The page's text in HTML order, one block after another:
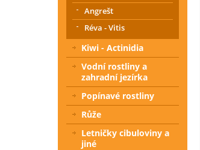
Angrešt
Réva - Vitis
Kiwi - Actinidia
Vodní rostliny a
zahradní jezírka
Popínavé rostliny
Růže
Letničky cibuloviny a
jiné